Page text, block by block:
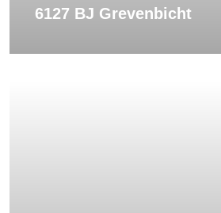
6127 BJ Grevenbicht